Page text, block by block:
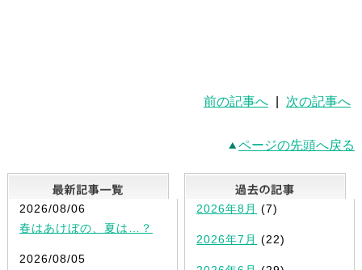
前の記事へ 次の記事へ
ページの先頭へ戻る
最新記事一覧
2026/08/06
春はあけぼの、夏は…？
2026/08/05
2026年8月 (7)
2026年7月 (22)